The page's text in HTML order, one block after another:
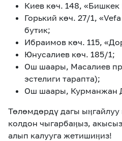
Киев көч. 148,
Горький көч. 27/1,
бутик;
Ибраимов көч. 115,
Юнусалиев көч. 185/1;
Ош шаары, Масалиев
эстелиги тарапта);
Ош шаары, Курманжан
Төлөмдөрдү дагы
колдон чыгарбаӊыз,
алып калууга жетишиӊиз!